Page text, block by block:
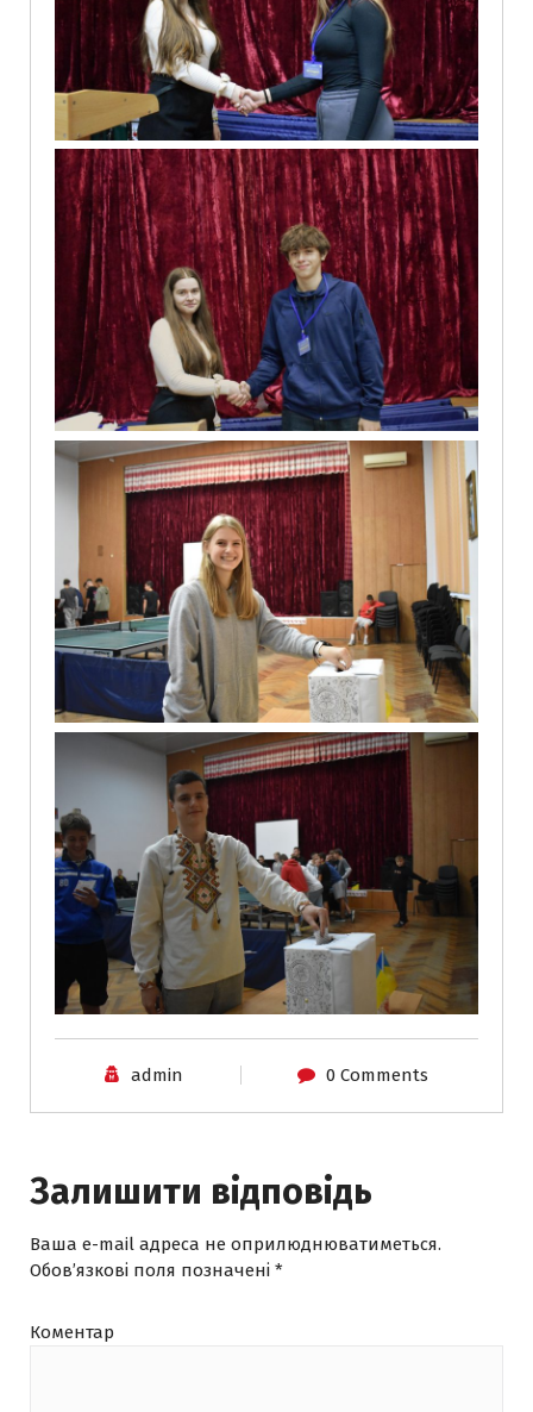
admin 0 Comments
Залишити відповідь
Ваша e-mail адреса не оприлюднюватиметься.
Обов’язкові поля позначені *
Коментар